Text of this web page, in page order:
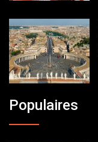
Populaires